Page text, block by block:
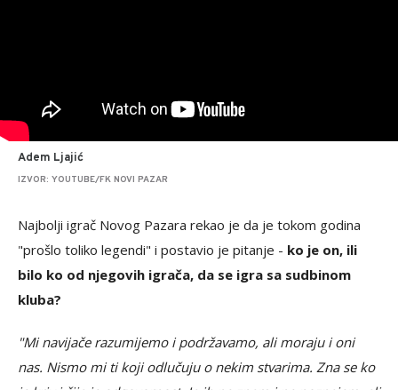
Adem Ljajić
IZVOR: YOUTUBE/FK NOVI PAZAR
Najbolji igrač Novog Pazara rekao je da je tokom godina
"prošlo toliko legendi" i postavio je pitanje - ko je on, ili
bilo ko od njegovih igrača, da se igra sa sudbinom
kluba?
"Mi navijače razumijemo i podržavamo, ali moraju i oni
nas. Nismo mi ti koji odlučuju o nekim stvarima. Zna se ko